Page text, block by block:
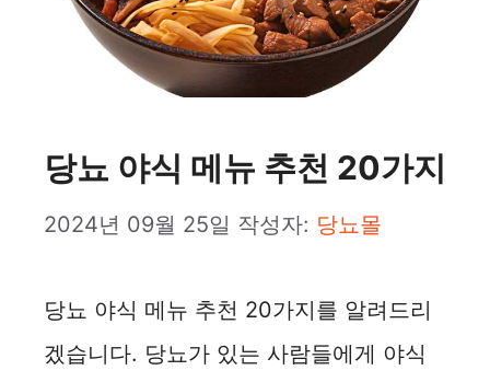
당뇨 야식 메뉴 추천 20가지
2024년 09월 25일 작성자: 당뇨몰
당뇨 야식 메뉴 추천 20가지를 알려드리
겠습니다. 당뇨가 있는 사람들에게 야식